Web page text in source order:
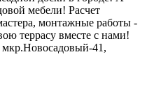
мебели! Расчет
монтажные работы -
террасу вместе с нами!
мкр.Новосадовый-41,